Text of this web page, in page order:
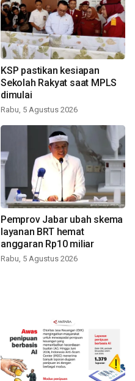
KSP pastikan kesiapan
Sekolah Rakyat saat MPLS
dimulai
Rabu, 5 Agustus 2026
Pemprov Jabar ubah skema
layanan BRT hemat
anggaran Rp10 miliar
Rabu, 5 Agustus 2026